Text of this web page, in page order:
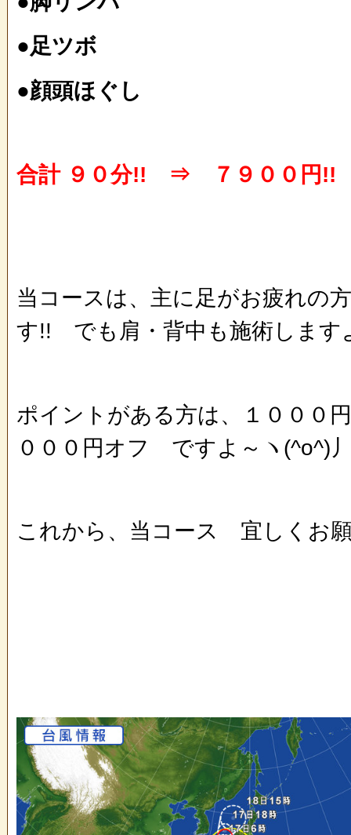
●足ツボ
●顔頭ほぐし
合計 ９０分!! ⇒ ７９００円!!
当コースは、主に足がお疲れの
す!! でも肩・背中も施術します
ポイントがある方は、１０００
０００円オフ ですよ～ヽ(^o^)
これから、当コース 宜しくお